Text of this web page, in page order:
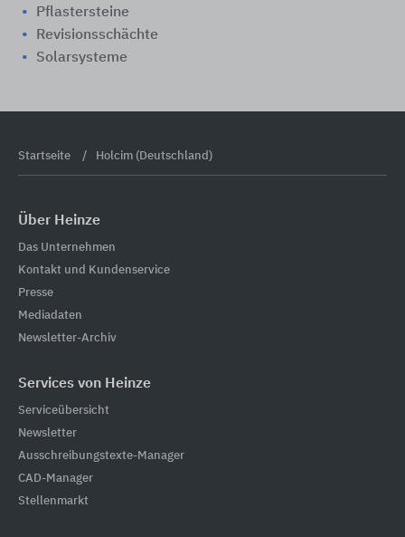
Pflastersteine
Revisionsschächte
Solarsysteme
Startseite Holcim (Deutschland)
Über Heinze
Das Unternehmen
Kontakt und Kundenservice
Presse
Mediadaten
Newsletter-Archiv
Services von Heinze
Serviceübersicht
Newsletter
Ausschreibungstexte-Manager
CAD-Manager
Stellenmarkt